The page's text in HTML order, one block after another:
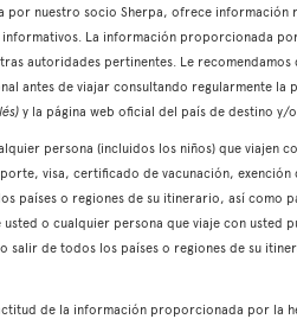
nuestro socio Sherpa, ofrece información
La información proporcionada
autoridades pertinentes. Le
antes de viajar consultando regularmente la
y la página web oficial del país de destino y/
persona (incluidos los niños) que viajen
visa, certificado de vacunación,
países o regiones de su itinerario, así como
o cualquier persona que viaje con usted
salir de todos los países o regiones de su
de la información proporcionada por la